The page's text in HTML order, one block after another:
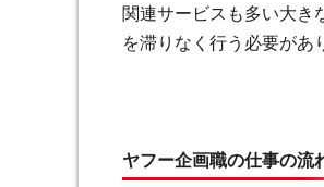
関連サービスも多い大き
を滞りなく行う必要があ
ヤフー企画職の仕事の流